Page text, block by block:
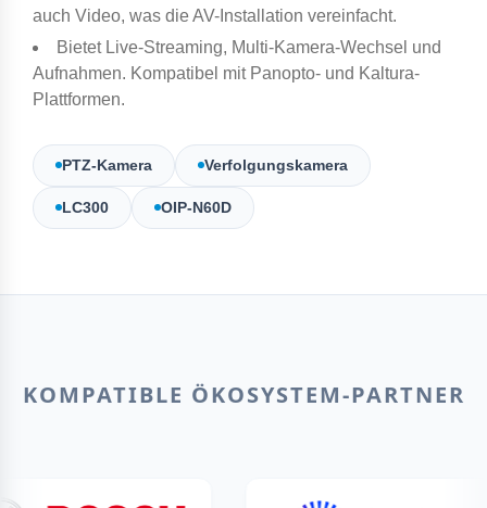
auch Video, was die AV-Installation vereinfacht.
Bietet Live-Streaming, Multi-Kamera-Wechsel und
Aufnahmen. Kompatibel mit Panopto- und Kaltura-
Plattformen.
PTZ-Kamera Verfolgungskamera
LC300 OIP-N60D
KOMPATIBLE ÖKOSYSTEM-PARTNER